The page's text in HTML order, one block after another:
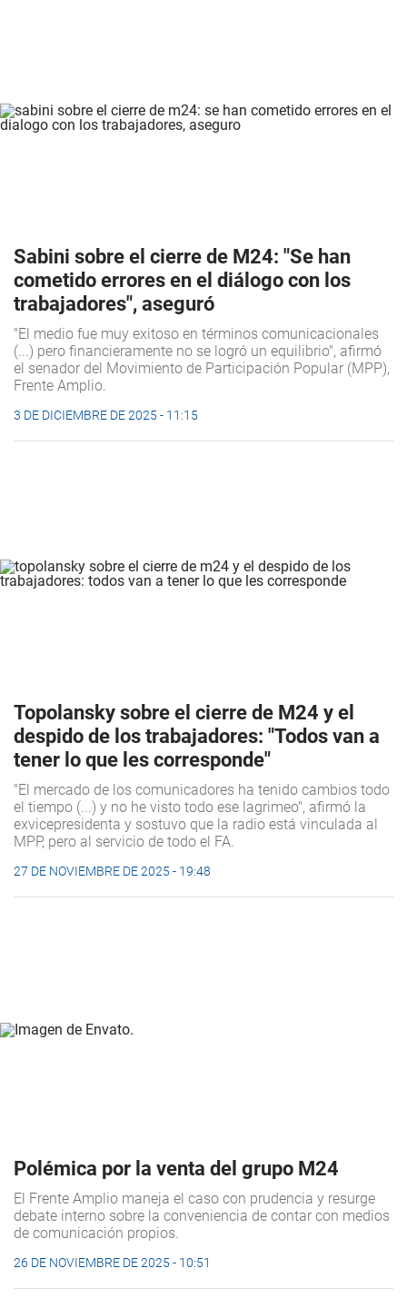
Sabini sobre el cierre de M24: "Se han
cometido errores en el diálogo con los
trabajadores", aseguró
"El medio fue muy exitoso en términos comunicacionales
(...) pero financieramente no se logró un equilibrio", afirmó
el senador del Movimiento de Participación Popular (MPP),
Frente Amplio.
3 DE DICIEMBRE DE 2025 - 11:15
Topolansky sobre el cierre de M24 y el
despido de los trabajadores: "Todos van a
tener lo que les corresponde"
"El mercado de los comunicadores ha tenido cambios todo
el tiempo (...) y no he visto todo ese lagrimeo", afirmó la
exvicepresidenta y sostuvo que la radio está vinculada al
MPP, pero al servicio de todo el FA.
27 DE NOVIEMBRE DE 2025 - 19:48
Polémica por la venta del grupo M24
El Frente Amplio maneja el caso con prudencia y resurge
debate interno sobre la conveniencia de contar con medios
de comunicación propios.
26 DE NOVIEMBRE DE 2025 - 10:51